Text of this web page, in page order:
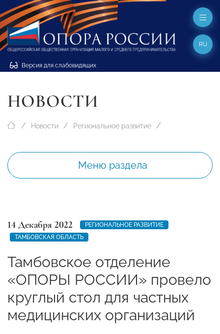
Версия для слабовидящих
RU
НОВОСТИ
Новости Региональное развитие
Меню раздела
14 Декабря 2022
РЕГИОНАЛЬНОЕ РАЗВИТИЕ
ТАМБОВСКАЯ ОБЛАСТЬ
Тамбовское отделение
«ОПОРЫ РОССИИ» провело
круглый стол для частных
медицинских организаций